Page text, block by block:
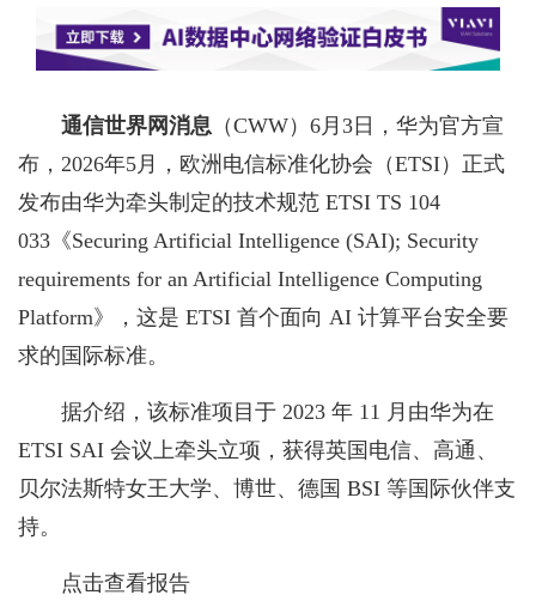
通信世界网消息 （CWW） 6月3日，华为官方宣
布，2026年5月，欧洲电信标准化协会（ETSI）正式
发布由华为牵头制定的技术规范 ETSI TS 104
033《Securing Artificial Intelligence (SAI); Security
requirements for an Artificial Intelligence Computing
Platform》，这是 ETSI 首个面向 AI 计算平台安全要
求的国际标准。
据介绍，该标准项目于 2023 年 11 月由华为在
ETSI SAI 会议上牵头立项，获得英国电信、高通、
贝尔法斯特女王大学、博世、德国 BSI 等国际伙伴支
持。
点击查看报告